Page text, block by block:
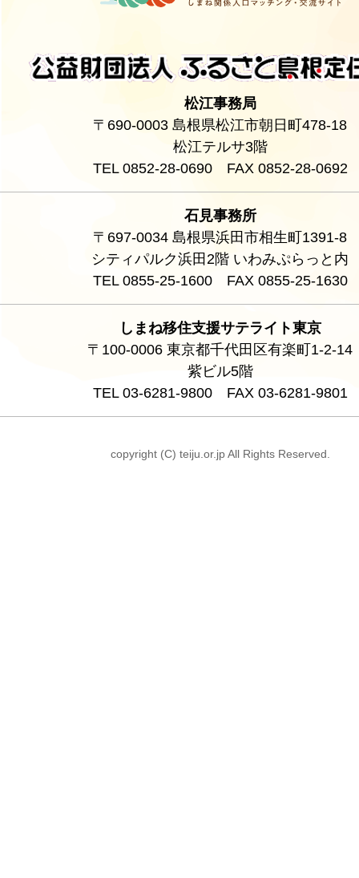
松江事務局
〒690-0003 島根県松江市朝日町478-18
松江テルサ3階
TEL 0852-28-0690 FAX 0852-28-0692
石見事務所
〒697-0034 島根県浜田市相生町1391-8
シティパルク浜田2階 いわみぷらっと内
TEL 0855-25-1600 FAX 0855-25-1630
しまね移住支援サテライト東京
〒100-0006 東京都千代田区有楽町1-2-14
紫ビル5階
TEL 03-6281-9800 FAX 03-6281-9801
copyright (C) teiju.or.jp All Rights Reserved.